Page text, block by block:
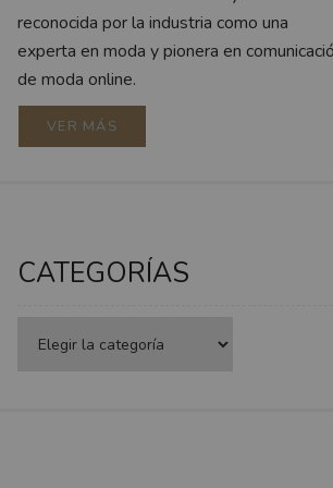
reconocida por la industria como una
experta en moda y pionera en
de moda online.
VER MÁS
CATEGORÍAS